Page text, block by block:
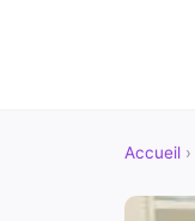
Accueil ›